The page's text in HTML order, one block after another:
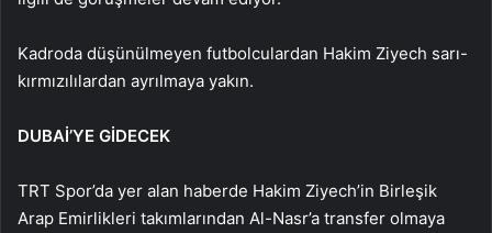
Kadroda düşünülmeyen futbolculardan Hakim Ziyech sarı-
kırmızılılardan ayrılmaya yakın.
DUBAİ’YE GİDECEK
TRT Spor’da yer alan haberde Hakim Ziyech’in Birleşik
Arap Emirlikleri takımlarından Al-Nasr’a transfer olmaya